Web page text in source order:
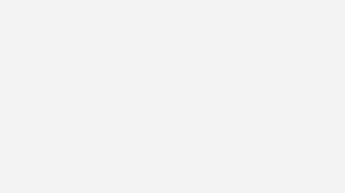
Zukunftsthemen und